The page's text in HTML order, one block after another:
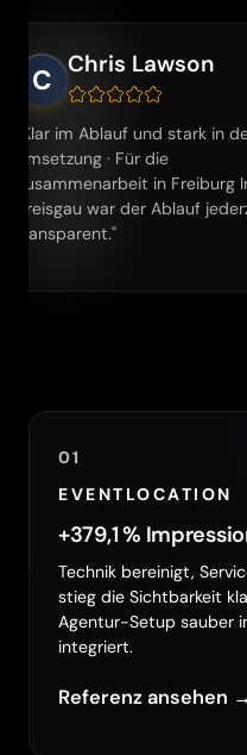
Lawson
und stark in der
Für die
in Freiburg Im
der Ablauf jederzeit
01
EVENTLOCATION
+379,1 %
Technik bereinigt,
stieg die Sichtbarkeit
Agentur-Setup sauber
integriert.
Referenz ansehen →